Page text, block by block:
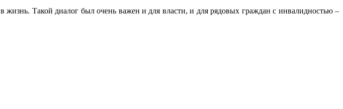
Такой диалог был очень важен и для власти, и для рядовых граждан с инвалидностью –